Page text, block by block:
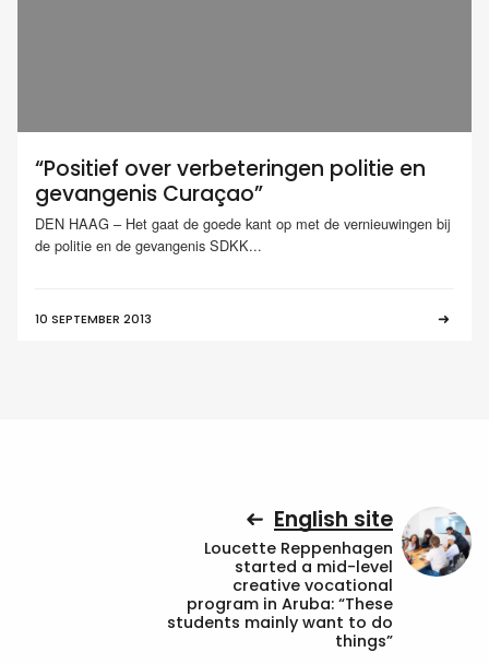
“Positief over verbeteringen politie en
gevangenis Curaçao”
DEN HAAG – Het gaat de goede kant op met de vernieuwingen bij
de politie en de gevangenis SDKK...
10 SEPTEMBER 2013
English site
Loucette Reppenhagen
started a mid-level
creative vocational
program in Aruba: “These
students mainly want to do
things”